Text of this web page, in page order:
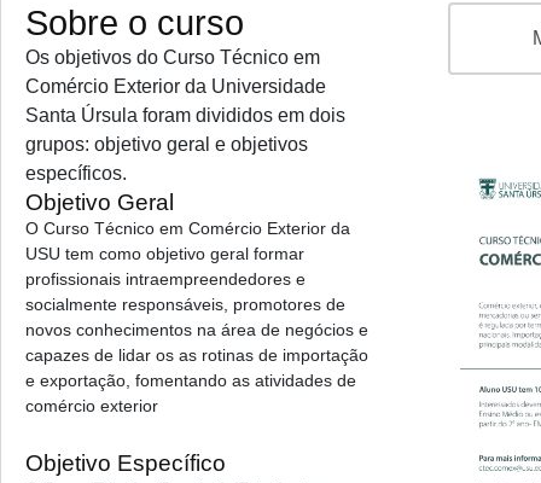
Sobre o curso
Os objetivos do Curso Técnico em
Comércio Exterior da Universidade
Santa Úrsula foram divididos em dois
grupos: objetivo geral e objetivos
específicos.
Objetivo Geral
O Curso Técnico em Comércio Exterior da
USU tem como objetivo geral formar
profissionais intraempreendedores e
socialmente responsáveis, promotores de
novos conhecimentos na área de negócios e
capazes de lidar os as rotinas de importação
e exportação, fomentando as atividades de
comércio exterior
Objetivo Específico